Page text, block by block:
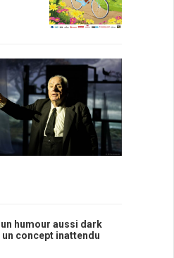
un humour aussi dark
concept inattendu